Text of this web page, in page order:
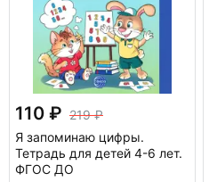
110
219
Я запоминаю цифры.
Тетрадь для детей 4-6 лет.
ФГОС ДО